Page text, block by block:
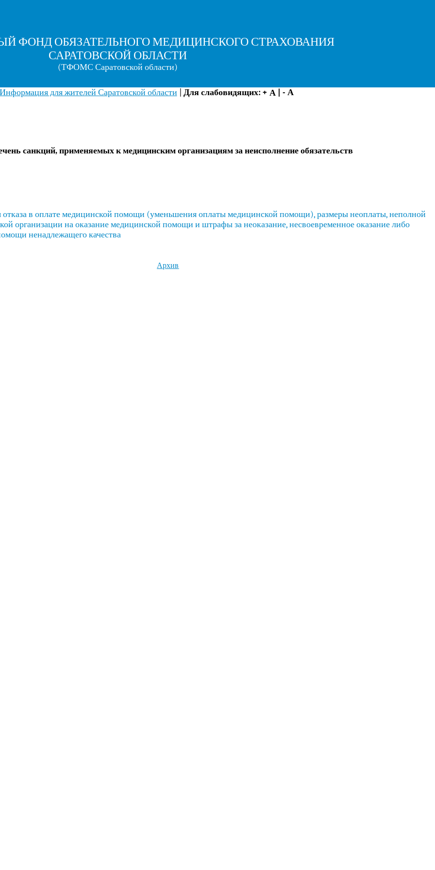
ФОНД ОБЯЗАТЕЛЬНОГО МЕДИЦИНСКОГО СТРАХОВАНИЯ
САРАТОВСКОЙ ОБЛАСТИ
(ТФОМС Саратовской области)
для жителей Саратовской области Для слабовидящих: + А - А
санкций, применяемых к медицинским организациям за неисполнение обязательств
отказа в оплате медицинской помощи (уменьшения оплаты медицинской помощи), размеры неоплаты, неполной
организации на оказание медицинской помощи и штрафы за неоказание, несвоевременное оказание либо
ненадлежащего качества
Архив